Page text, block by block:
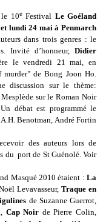
le 10eFestival Le Goéland
lundi 24 mai à Penmarch
dans trois genres : le
Invité d’honneur, Didier
le vendredi 21 mai, en
de Bong Joon Ho.
discussion sur le thème:
sur le Roman Noir
débat est programmé le
Benotman, André Fortin
des auteurs lors de
du port de St Guénolé. Voir
Masqué 2010 étaient : La
Levavasseur, Traque en
de Suzanne Guerrot,
Cap Noir de Pierre Colin,